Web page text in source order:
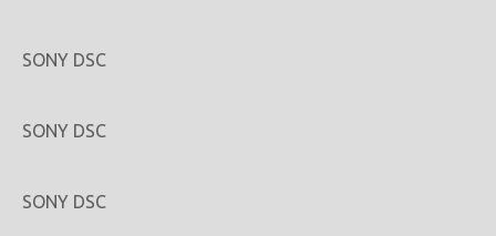
SONY DSC
SONY DSC
SONY DSC